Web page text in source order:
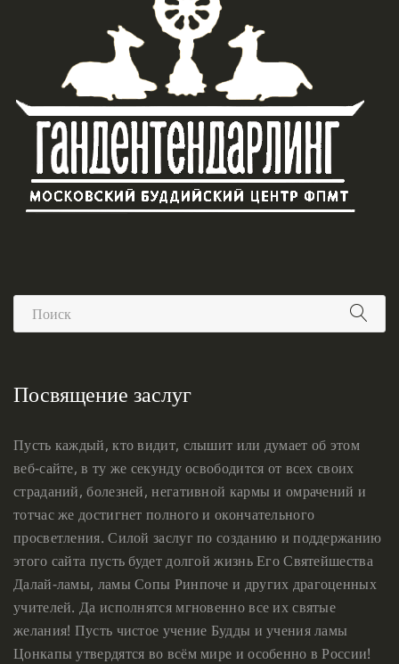
Посвящение заслуг
Пусть каждый, кто видит, слышит или думает об этом
веб-сайте, в ту же секунду освободится от всех своих
страданий, болезней, негативной кармы и омрачений и
тотчас же достигнет полного и окончательного
просветления. Силой заслуг по созданию и поддержанию
этого сайта пусть будет долгой жизнь Его Святейшества
Далай-ламы, ламы Сопы Ринпоче и других драгоценных
учителей. Да исполнятся мгновенно все их святые
желания! Пусть чистое учение Будды и учения ламы
Цонкапы утвердятся во всём мире и особенно в России!